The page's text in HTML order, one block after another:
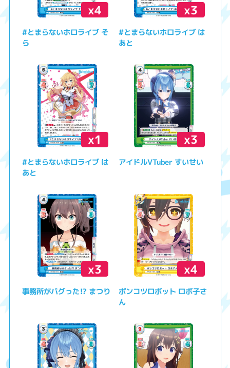
x4
#とまらないホロライブ そ
ら
x3
#とまらないホロライブ は
あと
x1
#とまらないホロライブ は
あと
x3
アイドルVTuber すいせい
x3
事務所がバグった⁉ まつり
x4
ポンコツロボット ロボ子さ
ん